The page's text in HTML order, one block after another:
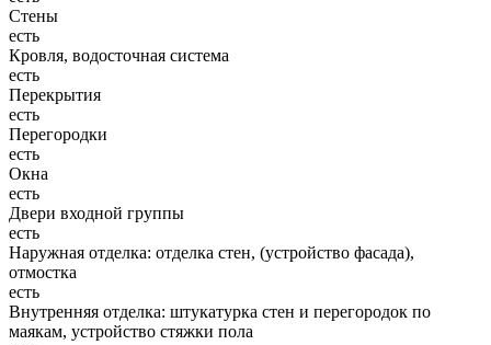
Стены
есть
Кровля, водосточная система
есть
Перекрытия
есть
Перегородки
есть
Окна
есть
Двери входной группы
есть
Наружная отделка: отделка стен, (устройство фасада),
отмостка
есть
Внутренняя отделка: штукатурка стен и перегородок по
маякам, устройство стяжки пола